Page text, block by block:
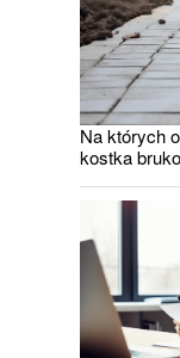
Na których
kostka